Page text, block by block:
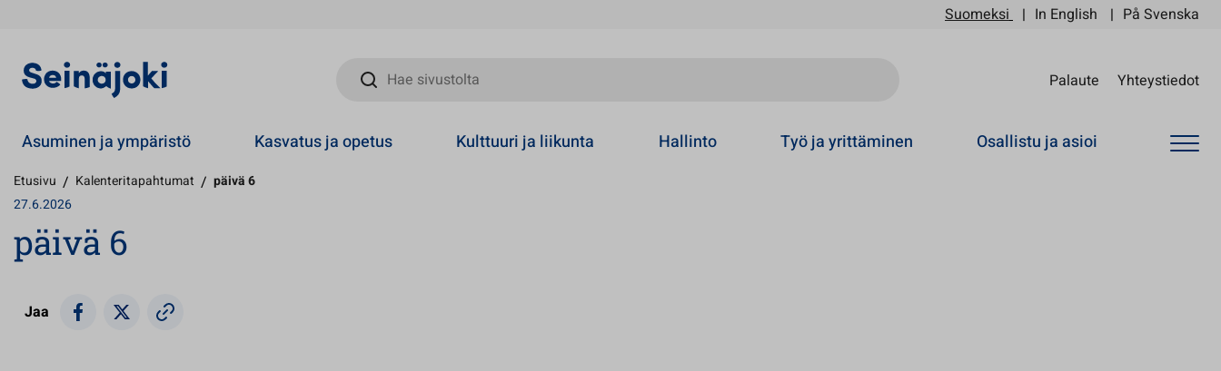
Suomeksi In English På Svenska
Hae sivustolta
Palaute Yhteystiedot
Asuminen ja ympäristö Kasvatus ja opetus Kulttuuri ja liikunta Hallinto Työ ja yrittäminen Osallistu ja asioi
Etusivu / Kalenteritapahtumat / päivä 6
27.6.2026
päivä 6
Jaa